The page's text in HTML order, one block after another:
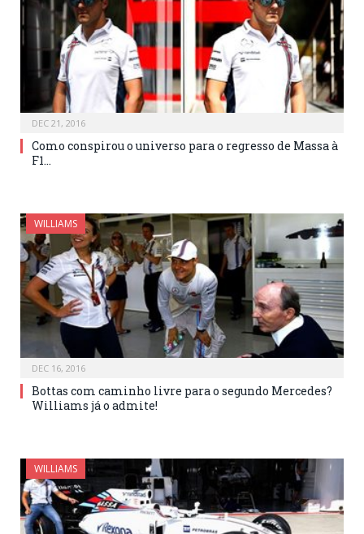
DEC 21, 2016
Como conspirou o universo para o regresso de Massa à
F1…
WILLIAMS
DEC 16, 2016
Bottas com caminho livre para o segundo Mercedes?
Williams já o admite!
WILLIAMS